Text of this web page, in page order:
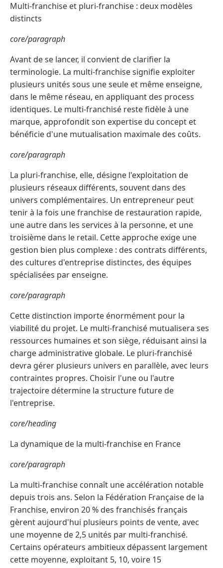
Multi-franchise et pluri-franchise : deux modèles
distincts
core/paragraph
Avant de se lancer, il convient de clarifier la
terminologie. La multi-franchise signifie exploiter
plusieurs unités sous une seule et même enseigne,
dans le même réseau, en appliquant des process
identiques. Le multi-franchisé reste fidèle à une
marque, approfondit son expertise du concept et
bénéficie d'une mutualisation maximale des coûts.
core/paragraph
La pluri-franchise, elle, désigne l'exploitation de
plusieurs réseaux différents, souvent dans des
univers complémentaires. Un entrepreneur peut
tenir à la fois une franchise de restauration rapide,
une autre dans les services à la personne, et une
troisième dans le retail. Cette approche exige une
gestion bien plus complexe : des contrats différents,
des cultures d'entreprise distinctes, des équipes
spécialisées par enseigne.
core/paragraph
Cette distinction importe énormément pour la
viabilité du projet. Le multi-franchisé mutualisera ses
ressources humaines et son siège, réduisant ainsi la
charge administrative globale. Le pluri-franchisé
devra gérer plusieurs univers en parallèle, avec leurs
contraintes propres. Choisir l'une ou l'autre
trajectoire détermine la structure future de
l'entreprise.
core/heading
La dynamique de la multi-franchise en France
core/paragraph
La multi-franchise connaît une accélération notable
depuis trois ans. Selon la Fédération Française de la
Franchise, environ 20 % des franchisés français
gèrent aujourd'hui plusieurs points de vente, avec
une moyenne de 2,5 unités par multi-franchisé.
Certains opérateurs ambitieux dépassent largement
cette moyenne, exploitant 5, 10, voire 15